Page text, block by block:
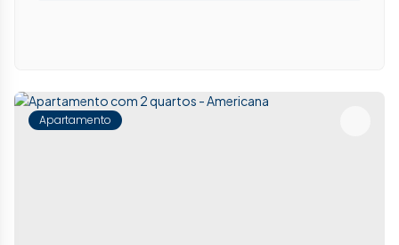
Apartamento